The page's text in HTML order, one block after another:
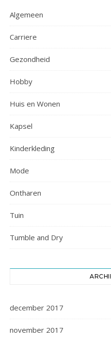
Algemeen
Carriere
Gezondheid
Hobby
Huis en Wonen
Kapsel
Kinderkleding
Mode
Ontharen
Tuin
Tumble and Dry
december 2017
november 2017